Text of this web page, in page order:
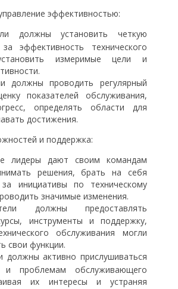
эффективностью:
должны установить четкую
за эффективность технического
измеримые цели и
должны проводить регулярный
показателей обслуживания,
определять области для
достижения.
и поддержка:
лидеры дают своим командам
решения, брать на себя
за инициативы по техническому
значимые изменения.
должны предоставлять
инструменты и поддержку,
обслуживания могли
свои функции.
должны активно прислушиваться
и проблемам обслуживающего
их интересы и устраняя